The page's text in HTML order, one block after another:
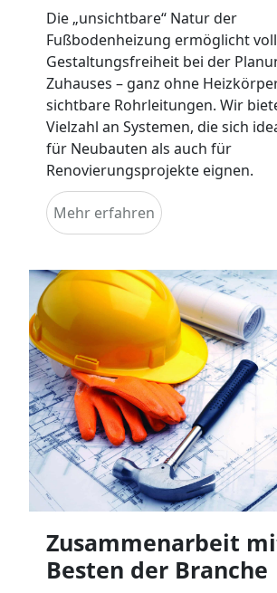
Die „unsichtbare“ Natur der
Fußbodenheizung ermöglicht
Gestaltungsfreiheit bei der
Zuhauses – ganz ohne
sichtbare Rohrleitungen. Wir
Vielzahl an Systemen, die sich
für Neubauten als auch für
Renovierungsprojekte eignen.
Mehr erfahren
Zusammenarbeit
Besten der Branche